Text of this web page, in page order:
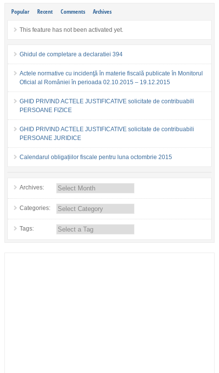
Popular Recent Comments Archives
This feature has not been activated yet.
Ghidul de completare a declaratiei 394
Actele normative cu incidenţă în materie fiscală publicate în Monitorul
Oficial al României în perioada 02.10.2015 – 19.12.2015
GHID PRIVIND ACTELE JUSTIFICATIVE solicitate de contribuabili
PERSOANE FIZICE
GHID PRIVIND ACTELE JUSTIFICATIVE solicitate de contribuabili
PERSOANE JURIDICE
Calendarul obligațiilor fiscale pentru luna octombrie 2015
Archives:
Categories:
Tags: